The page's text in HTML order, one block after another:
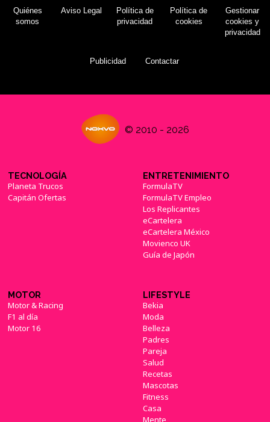
Quiénes
somos
Aviso Legal
Política de
privacidad
Política de
cookies
Gestionar
cookies y
privacidad
Publicidad Contactar
© 2010 - 2026
TECNOLOGÍA
Planeta Trucos
Capitán Ofertas
ENTRETENIMIENTO
FormulaTV
FormulaTV Empleo
Los Replicantes
eCartelera
eCartelera México
Movienco UK
Guía de Japón
MOTOR
Motor & Racing
F1 al día
Motor 16
LIFESTYLE
Bekia
Moda
Belleza
Padres
Pareja
Salud
Recetas
Mascotas
Fitness
Casa
Mente